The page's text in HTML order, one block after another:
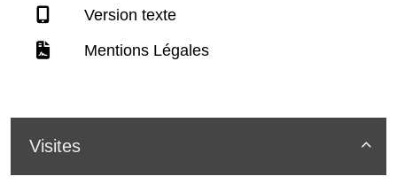
Version texte
Mentions Légales

Visites